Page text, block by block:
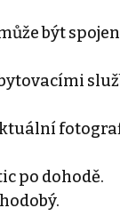
být
po dohodě.